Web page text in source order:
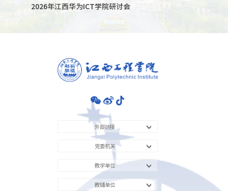
2026年江西华为ICT学院研讨会
外部链接
党委机关
教学单位
教辅单位